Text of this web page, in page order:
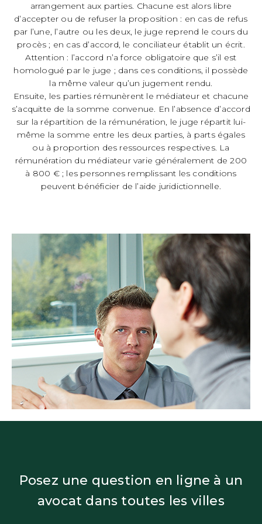
arrangement aux parties. Chacune est alors libre
d’accepter ou de refuser la proposition : en cas de refus
par l’une, l’autre ou les deux, le juge reprend le cours du
procès ; en cas d’accord, le conciliateur établit un écrit.
Attention : l’accord n’a force obligatoire que s’il est
homologué par le juge ; dans ces conditions, il possède
la même valeur qu’un jugement rendu.
Ensuite, les parties rémunèrent le médiateur et chacune
s’acquitte de la somme convenue. En l’absence d’accord
sur la répartition de la rémunération, le juge répartit lui-
même la somme entre les deux parties, à parts égales
ou à proportion des ressources respectives. La
rémunération du médiateur varie généralement de 200
à 800 € ; les personnes remplissant les conditions
peuvent bénéficier de l’aide juridictionnelle.
Posez une question en ligne à un
avocat dans toutes les villes